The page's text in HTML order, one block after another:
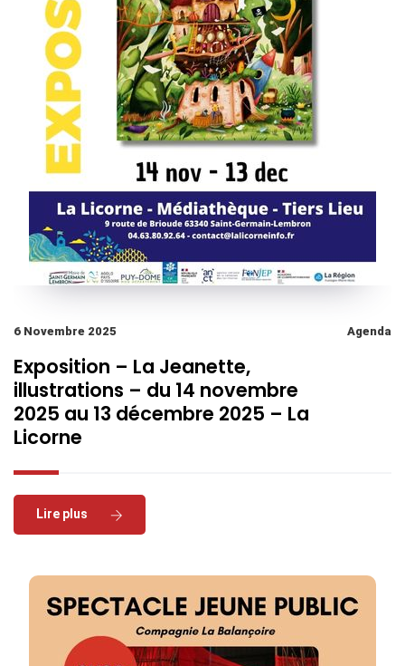
6 Novembre 2025 Agenda
Exposition – La Jeanette,
illustrations – du 14 novembre
2025 au 13 décembre 2025 – La
Licorne
Read More